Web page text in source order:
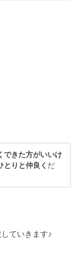
できた方がいいけ
りと仲良く だ
ていきます♪